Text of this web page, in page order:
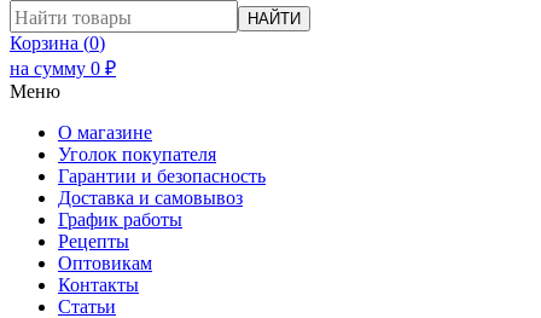
НАЙТИ
Корзина (0)
на сумму 0 ₽
Меню
О магазине
Уголок покупателя
Гарантии и безопасность
Доставка и самовывоз
График работы
Рецепты
Оптовикам
Контакты
Статьи